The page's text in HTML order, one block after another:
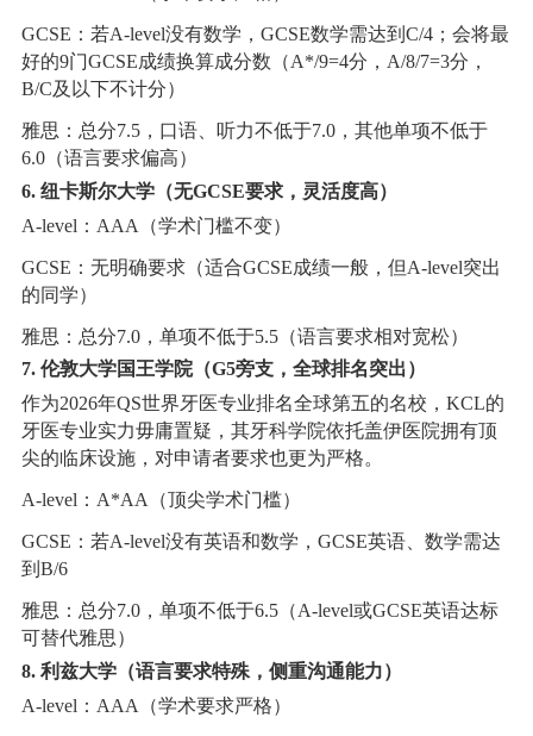
GCSE：若A-level没有数学，GCSE数学需达到C/4；会将最
好的9门GCSE成绩换算成分数（A*/9=4分，A/8/7=3分，
B/C及以下不计分）
雅思：总分7.5，口语、听力不低于7.0，其他单项不低于
6.0（语言要求偏高）
6. 纽卡斯尔大学（无GCSE要求，灵活度高）
A-level：AAA（学术门槛不变）
GCSE：无明确要求（适合GCSE成绩一般，但A-level突出
的同学）
雅思：总分7.0，单项不低于5.5（语言要求相对宽松）
7. 伦敦大学国王学院（G5旁支，全球排名突出）
作为2026年QS世界牙医专业排名全球第五的名校，KCL的
牙医专业实力毋庸置疑，其牙科学院依托盖伊医院拥有顶
尖的临床设施，对申请者要求也更为严格。
A-level：A*AA（顶尖学术门槛）
GCSE：若A-level没有英语和数学，GCSE英语、数学需达
到B/6
雅思：总分7.0，单项不低于6.5（A-level或GCSE英语达标
可替代雅思）
8. 利兹大学（语言要求特殊，侧重沟通能力）
A-level：AAA（学术要求严格）